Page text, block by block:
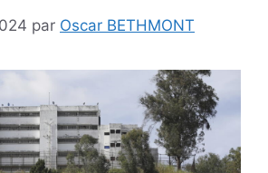
par Oscar BETHMONT